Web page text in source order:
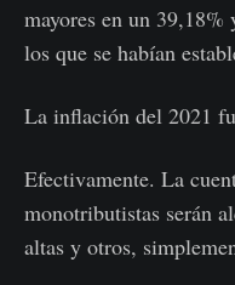
mayores en un 39,18%
los que se habían
La inflación del 2021
Efectivamente. La
monotributistas serán
altas y otros,